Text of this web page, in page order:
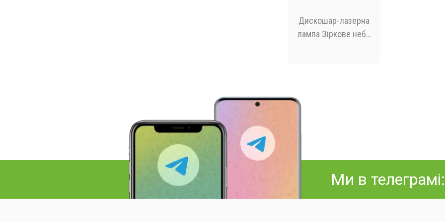
Дискошар-лазерна
лампа Зіркове небо
Ми в телеграмі: